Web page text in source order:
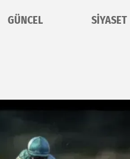
GÜNCEL SİYASET